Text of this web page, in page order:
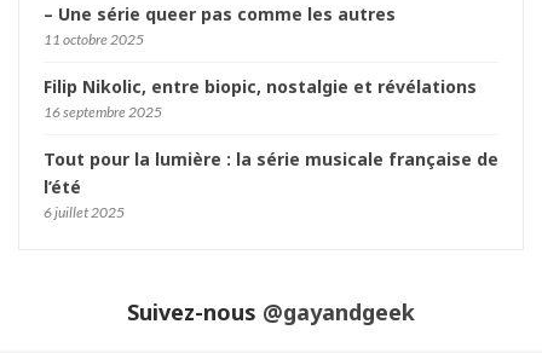
– Une série queer pas comme les autres
11 octobre 2025
Filip Nikolic, entre biopic, nostalgie et révélations
16 septembre 2025
Tout pour la lumière : la série musicale française de
l’été
6 juillet 2025
Suivez-nous @gayandgeek